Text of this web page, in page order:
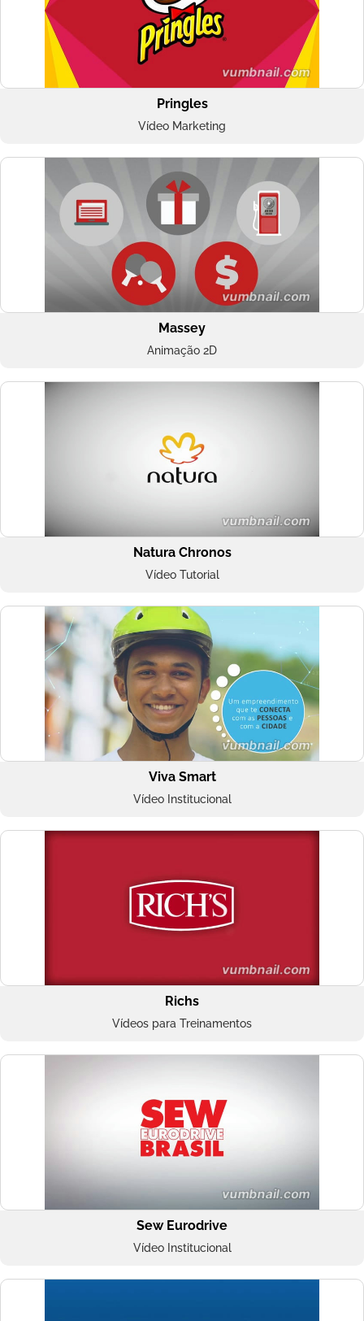
Pringles
Vídeo Marketing
Massey
Animação 2D
Natura Chronos
Vídeo Tutorial
Viva Smart
Vídeo Institucional
Richs
Vídeos para Treinamentos
Sew Eurodrive
Vídeo Institucional